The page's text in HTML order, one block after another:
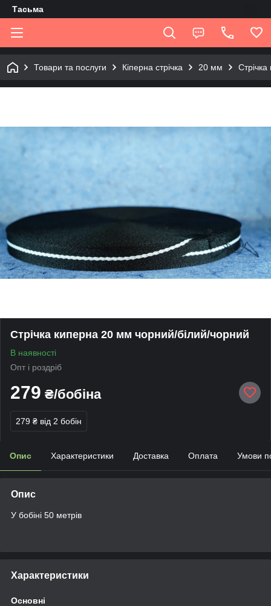
Tасьма
Товари та послуги Кіперна стрічка 20 мм
Стрічка киперна 20 мм чорний/білий/чорний
В наявності
Опт і роздріб
279 ₴/бобіна
279 ₴ від 2 бобін
Опис Характеристики Доставка Оплата Умови
Опис
У бобіні 50 метрів
Характеристики
Основні